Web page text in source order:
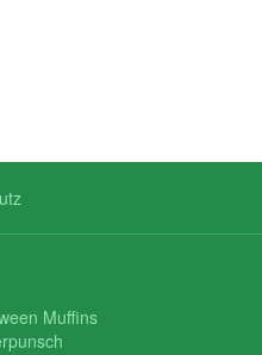
Muffins